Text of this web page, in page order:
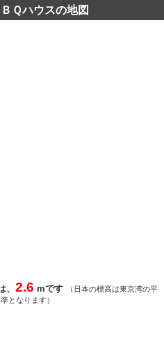
Ｑハウスの地図
2.6 mです
（日本の標高は東京湾の平
となります）